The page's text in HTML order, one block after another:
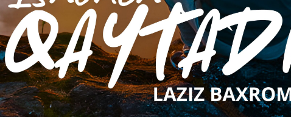
Bugungi islohotlar va “Oʻzbekiston–2030”
strategiyasi yosh avlodga ta’lim, ma’naviyat va
imkoniyatlar eshigini keng ochmoqda.
Ammo qonun va dasturlarning mazmuni bilan
birga ularning hayotga tatbiqi muhim: amaliy
natija har bir yoshning hayotida sezilishi
shart.